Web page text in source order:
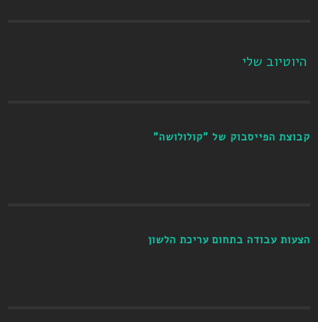
היוטיוב שלי
קבוצת הפייסבוק של "קולולושה"
הצעות עבודה בתחום עריכת הלשון